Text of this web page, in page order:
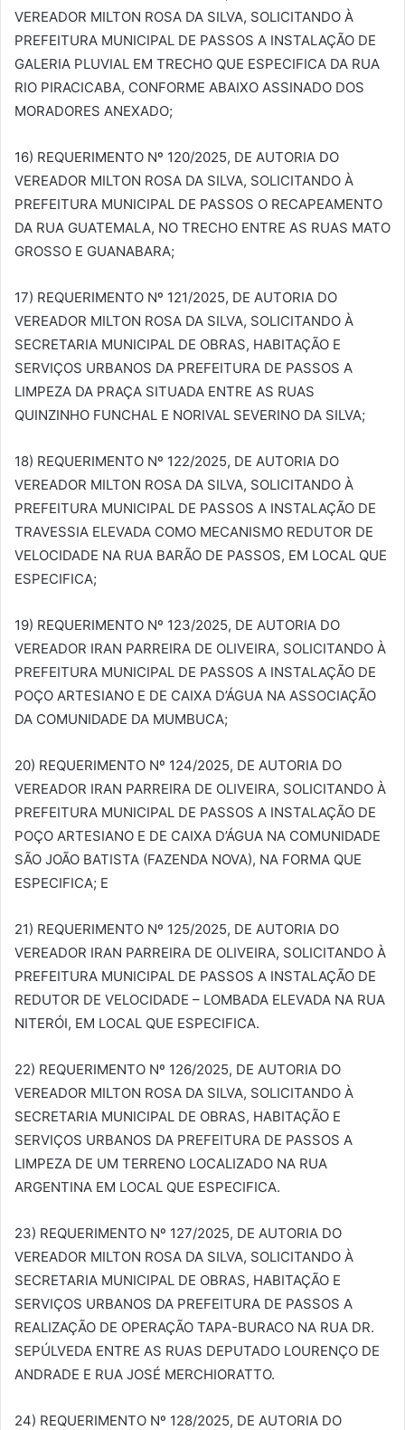
VEREADOR MILTON ROSA DA SILVA, SOLICITANDO À
PREFEITURA MUNICIPAL DE PASSOS A INSTALAÇÃO DE
GALERIA PLUVIAL EM TRECHO QUE ESPECIFICA DA RUA
RIO PIRACICABA, CONFORME ABAIXO ASSINADO DOS
MORADORES ANEXADO;
16) REQUERIMENTO Nº 120/2025, DE AUTORIA DO
VEREADOR MILTON ROSA DA SILVA, SOLICITANDO À
PREFEITURA MUNICIPAL DE PASSOS O RECAPEAMENTO
DA RUA GUATEMALA, NO TRECHO ENTRE AS RUAS MATO
GROSSO E GUANABARA;
17) REQUERIMENTO Nº 121/2025, DE AUTORIA DO
VEREADOR MILTON ROSA DA SILVA, SOLICITANDO À
SECRETARIA MUNICIPAL DE OBRAS, HABITAÇÃO E
SERVIÇOS URBANOS DA PREFEITURA DE PASSOS A
LIMPEZA DA PRAÇA SITUADA ENTRE AS RUAS
QUINZINHO FUNCHAL E NORIVAL SEVERINO DA SILVA;
18) REQUERIMENTO Nº 122/2025, DE AUTORIA DO
VEREADOR MILTON ROSA DA SILVA, SOLICITANDO À
PREFEITURA MUNICIPAL DE PASSOS A INSTALAÇÃO DE
TRAVESSIA ELEVADA COMO MECANISMO REDUTOR DE
VELOCIDADE NA RUA BARÃO DE PASSOS, EM LOCAL QUE
ESPECIFICA;
19) REQUERIMENTO Nº 123/2025, DE AUTORIA DO
VEREADOR IRAN PARREIRA DE OLIVEIRA, SOLICITANDO À
PREFEITURA MUNICIPAL DE PASSOS A INSTALAÇÃO DE
POÇO ARTESIANO E DE CAIXA D’ÁGUA NA ASSOCIAÇÃO
DA COMUNIDADE DA MUMBUCA;
20) REQUERIMENTO Nº 124/2025, DE AUTORIA DO
VEREADOR IRAN PARREIRA DE OLIVEIRA, SOLICITANDO À
PREFEITURA MUNICIPAL DE PASSOS A INSTALAÇÃO DE
POÇO ARTESIANO E DE CAIXA D’ÁGUA NA COMUNIDADE
SÃO JOÃO BATISTA (FAZENDA NOVA), NA FORMA QUE
ESPECIFICA; E
21) REQUERIMENTO Nº 125/2025, DE AUTORIA DO
VEREADOR IRAN PARREIRA DE OLIVEIRA, SOLICITANDO À
PREFEITURA MUNICIPAL DE PASSOS A INSTALAÇÃO DE
REDUTOR DE VELOCIDADE – LOMBADA ELEVADA NA RUA
NITERÓI, EM LOCAL QUE ESPECIFICA.
22) REQUERIMENTO Nº 126/2025, DE AUTORIA DO
VEREADOR MILTON ROSA DA SILVA, SOLICITANDO À
SECRETARIA MUNICIPAL DE OBRAS, HABITAÇÃO E
SERVIÇOS URBANOS DA PREFEITURA DE PASSOS A
LIMPEZA DE UM TERRENO LOCALIZADO NA RUA
ARGENTINA EM LOCAL QUE ESPECIFICA.
23) REQUERIMENTO Nº 127/2025, DE AUTORIA DO
VEREADOR MILTON ROSA DA SILVA, SOLICITANDO À
SECRETARIA MUNICIPAL DE OBRAS, HABITAÇÃO E
SERVIÇOS URBANOS DA PREFEITURA DE PASSOS A
REALIZAÇÃO DE OPERAÇÃO TAPA-BURACO NA RUA DR.
SEPÚLVEDA ENTRE AS RUAS DEPUTADO LOURENÇO DE
ANDRADE E RUA JOSÉ MERCHIORATTO.
24) REQUERIMENTO Nº 128/2025, DE AUTORIA DO